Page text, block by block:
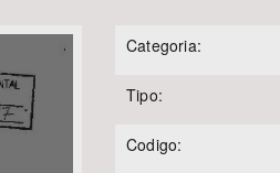
Categoria:
Tipo:
Codigo: